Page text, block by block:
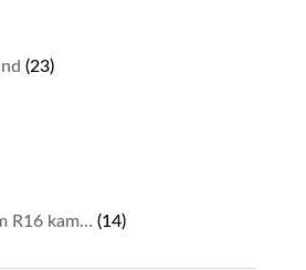
(23)
R16 kam… (14)